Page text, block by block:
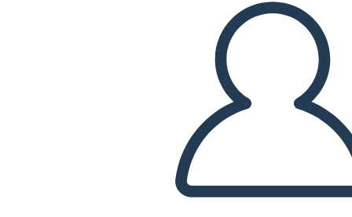
CREARE UNO STORYBOARD
RIPRODURRE LA PRESENTAZIONE
LEGGIMI